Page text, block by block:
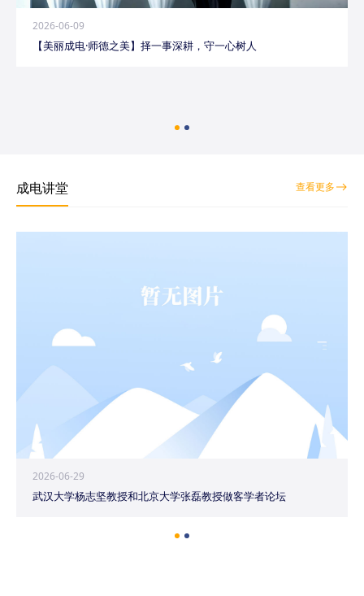
2026-06-09
【美丽成电·师德之美】择一事深耕，守一心树人
成电讲堂 查看更多
2026-06-29
武汉大学杨志坚教授和北京大学张磊教授做客学者论坛